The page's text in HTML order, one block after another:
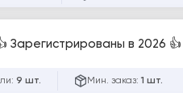
Зарегистрированы в 2026
9 шт. Мин. заказ: 1 шт.